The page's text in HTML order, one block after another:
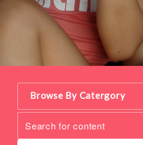
Browse By Catergory